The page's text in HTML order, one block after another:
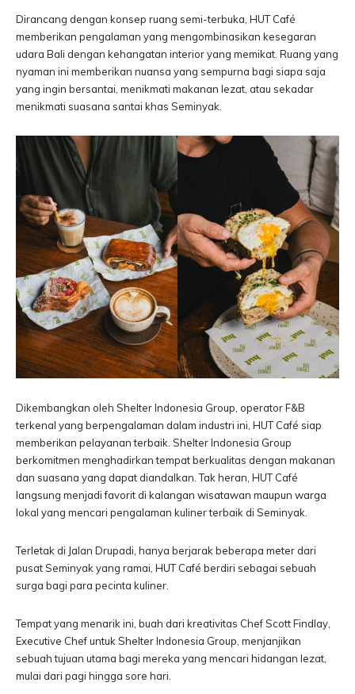
Dirancang dengan konsep ruang semi-terbuka, HUT Café
memberikan pengalaman yang mengombinasikan kesegaran
udara Bali dengan kehangatan interior yang memikat. Ruang yang
nyaman ini memberikan nuansa yang sempurna bagi siapa saja
yang ingin bersantai, menikmati makanan lezat, atau sekadar
menikmati suasana santai khas Seminyak.
Dikembangkan oleh Shelter Indonesia Group, operator F&B
terkenal yang berpengalaman dalam industri ini, HUT Café siap
memberikan pelayanan terbaik. Shelter Indonesia Group
berkomitmen menghadirkan tempat berkualitas dengan makanan
dan suasana yang dapat diandalkan. Tak heran, HUT Café
langsung menjadi favorit di kalangan wisatawan maupun warga
lokal yang mencari pengalaman kuliner terbaik di Seminyak.
Terletak di Jalan Drupadi, hanya berjarak beberapa meter dari
pusat Seminyak yang ramai, HUT Café berdiri sebagai sebuah
surga bagi para pecinta kuliner.
Tempat yang menarik ini, buah dari kreativitas Chef Scott Findlay,
Executive Chef untuk Shelter Indonesia Group, menjanjikan
sebuah tujuan utama bagi mereka yang mencari hidangan lezat,
mulai dari pagi hingga sore hari.